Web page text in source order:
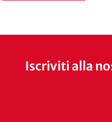
Iscriviti alla